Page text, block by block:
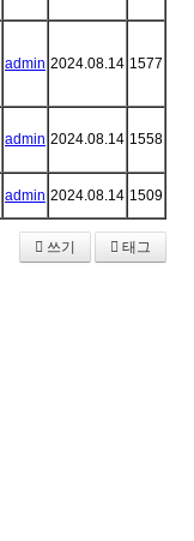
admin 2024.08.14 1577
admin 2024.08.14 1558
admin 2024.08.14 1509
쓰기 태그